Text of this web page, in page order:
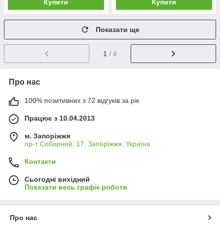
Купити Купити
Показати ще
1 / 4
Про нас
100% позитивних з 72 відгуків за рік
Працює з 10.04.2013
м. Запоріжжя
пр-т Соборний, 17, Запоріжжя, Україна
Контакти
Сьогодні вихідний
Показати весь графік роботи
Про нас